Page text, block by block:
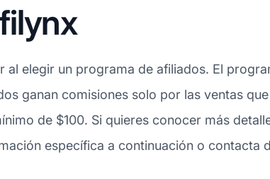
elegir un programa de afiliados. El
ganan comisiones solo por las ventas
de $100. Si quieres conocer más
específica a continuación o contacta